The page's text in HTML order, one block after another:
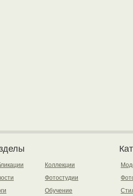
Коллекции
Фотостудии
Обучение